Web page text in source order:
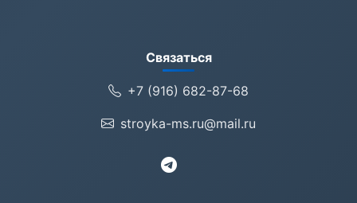
Связаться
+7 (916) 682-87-68
stroyka-ms.ru@mail.ru